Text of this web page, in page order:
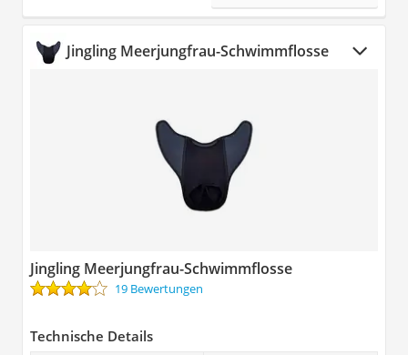
Jingling Meerjungfrau-Schwimmflosse
Jingling Meerjungfrau-Schwimmflosse
19 Bewertungen
Technische Details